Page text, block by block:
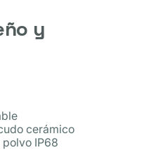
y
cerámico
polvo IP68